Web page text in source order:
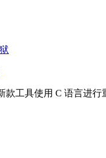
款工具使用 C 语言进